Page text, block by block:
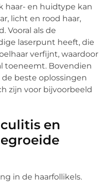
haar- en huidtype kan
licht en rood haar,
Vooral als de
laserpunt heeft, die
verfijnt, waardoor
toeneemt. Bovendien
beste oplossingen
zijn voor bijvoorbeeld
en
in de haarfollikels.